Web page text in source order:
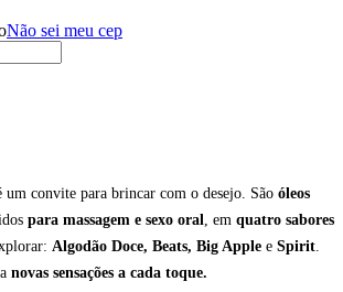
Não sei meu cep
um convite para brincar com o desejo. São óleos
para massagem e sexo oral, em quatro sabores
Algodão Doce, Beats, Big Apple e Spirit.
novas sensações a cada toque.